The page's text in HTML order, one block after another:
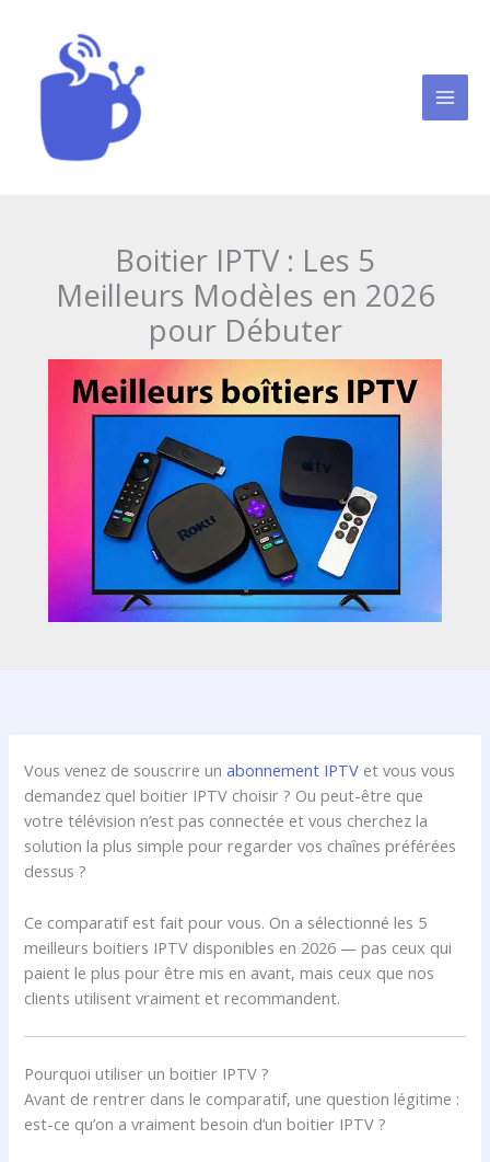
Boitier IPTV : Les 5
Meilleurs Modèles en 2026
pour Débuter
Vous venez de souscrire unabonnement IPTV et vous vous
demandez quel boitier IPTV choisir ? Ou peut-être que
votre télévision n’est pas connectée et vous cherchez la
solution la plus simple pour regarder vos chaînes préférées
dessus ?
Ce comparatif est fait pour vous. On a sélectionné les 5
meilleurs boitiers IPTV disponibles en 2026 — pas ceux qui
paient le plus pour être mis en avant, mais ceux que nos
clients utilisent vraiment et recommandent.
Pourquoi utiliser un boitier IPTV ?
Avant de rentrer dans le comparatif, une question légitime :
est-ce qu’on a vraiment besoin d’un boitier IPTV ?